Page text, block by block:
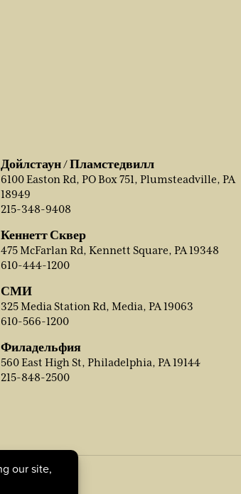
Дойлстаун / Пламстедвилл
6100 Easton Rd, PO Box 751, Plumsteadville, PA
18949
215-348-9408
Кеннетт Сквер
475 McFarlan Rd, Kennett Square, PA 19348
610-444-1200
СМИ
325 Media Station Rd, Media, PA 19063
610-566-1200
Филадельфия
560 East High St, Philadelphia, PA 19144
215-848-2500